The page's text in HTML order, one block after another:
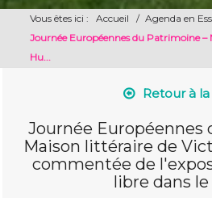
Vous êtes ici : Accueil / Agenda en
Journée Européennes du Patrimoine –
Hu...
Retour à
Journée Européennes
Maison littéraire de
commentée de
libre dans